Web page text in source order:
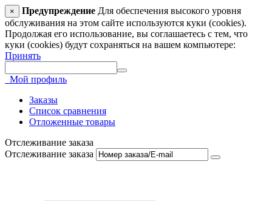
× Предупреждение Для обеспечения высокого уровня
обслуживания на этом сайте используются куки (cookies).
Продолжая его использование, вы соглашаетесь с тем, что
куки (cookies) будут сохраняться на вашем компьютере:
Принять
Мой профиль
Заказы
Список сравнения
Отложенные товары
Отслеживание заказа
Отслеживание заказа